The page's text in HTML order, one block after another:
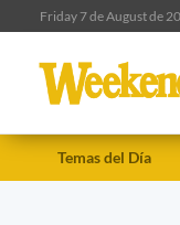
Friday 7 de August de
Temas del Día